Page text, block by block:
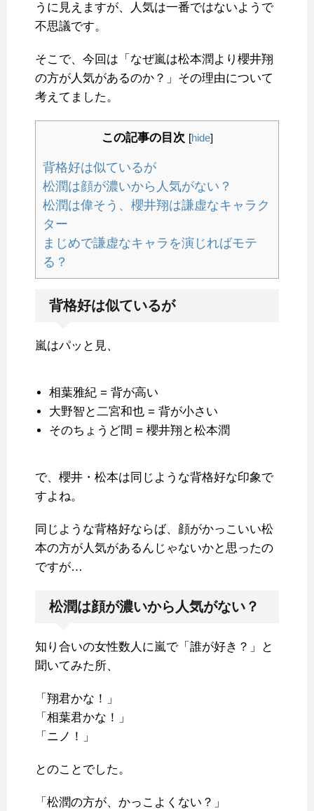
うに見えますが、人気は一番ではないようで
不思議です。
そこで、今回は「なぜ嵐は松本潤より櫻井翔
の方が人気があるのか？」その理由について
考えてました。
この記事の目次 [hide]
背格好は似ているが
松潤は顔が濃いから人気がない？
松潤は偉そう、櫻井翔は謙虚なキャラク
ター
まじめで謙虚なキャラを演じればモテ
る？
背格好は似ているが
嵐はパッと見、
相葉雅紀 = 背が高い
大野智と二宮和也 = 背が小さい
そのちょうど間 = 櫻井翔と松本潤
で、櫻井・松本は同じような背格好な印象で
すよね。
同じような背格好ならば、顔がかっこいい松
本の方が人気があるんじゃないかと思ったの
ですが…
松潤は顔が濃いから人気がない？
知り合いの女性数人に嵐で「誰が好き？」と
聞いてみた所、
「翔君かな！」
「相葉君かな！」
「ニノ！」
とのことでした。
「松潤の方が、かっこよくない？」